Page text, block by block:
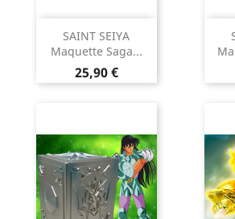
SAINT SEIYA
Maquette Saga...
Prix
25,90 €